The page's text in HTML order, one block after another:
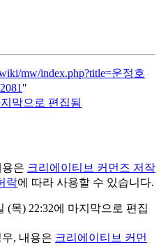
mw/index.php?title=운정호
"
막으로 편집됨
은 크리에이티브 커먼즈 저작
락에 따라 사용할 수 있습니다.
(목) 22:32에 마지막으로 편집
, 내용은 크리에이티브 커먼